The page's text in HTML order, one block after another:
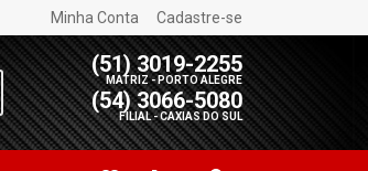
Minha Conta Cadastre-se
(51) 3019-2255
MATRIZ - PORTO ALEGRE
(54) 3066-5080
FILIAL - CAXIAS DO SUL